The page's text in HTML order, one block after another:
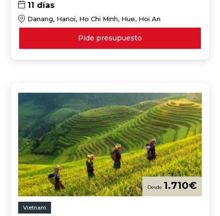
11 días
Danang, Hanoi, Ho Chi Minh, Hue, Hoi An
Pide presupuesto
1.710€
Vietnam